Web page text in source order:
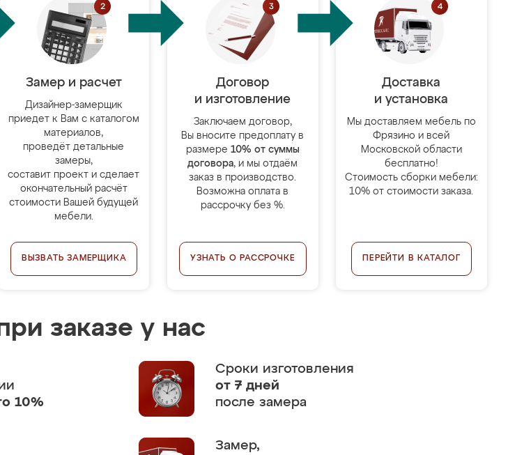
Замер и расчет
Дизайнер-замерщик
приедет к Вам с каталогом
материалов,
проведёт детальные
замеры,
составит проект и сделает
окончательный расчёт
стоимости Вашей будущей
мебели.
ВЫЗВАТЬ ЗАМЕРЩИКА
Договор
и изготовление
Заключаем договор,
Вы вносите предоплату в
размере 10% от суммы
договора, и мы отдаём
заказ в производство.
Возможна оплата в
рассрочку без %.
УЗНАТЬ О РАССРОЧКЕ
Доставка
и установка
Мы доставляем мебель по
Фрязино и всей
Московской области
бесплатно!
Стоимость сборки мебели:
10% от стоимости заказа.
ПЕРЕЙТИ В КАТАЛОГ
заказе у нас
10%
Сроки изготовления
от 7 дней
после замера
Замер,